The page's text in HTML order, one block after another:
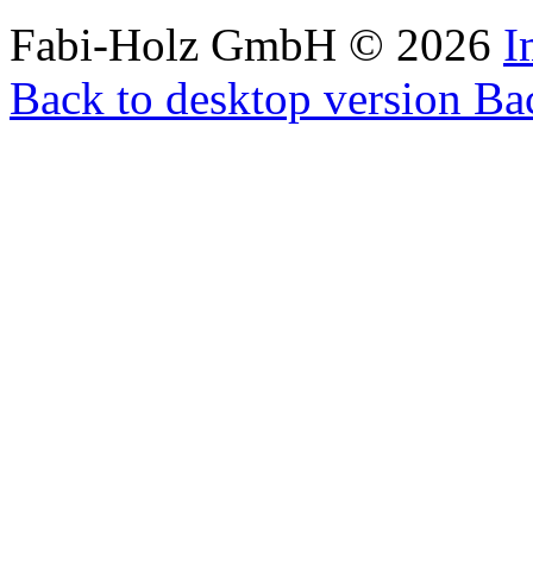
Fabi-Holz GmbH © 2026
Back to desktop version